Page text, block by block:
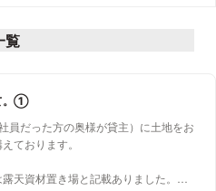
覧
。①
員だった方の奥様が貸主）に土地をお
ております。
天資材置き場と記載ありました。